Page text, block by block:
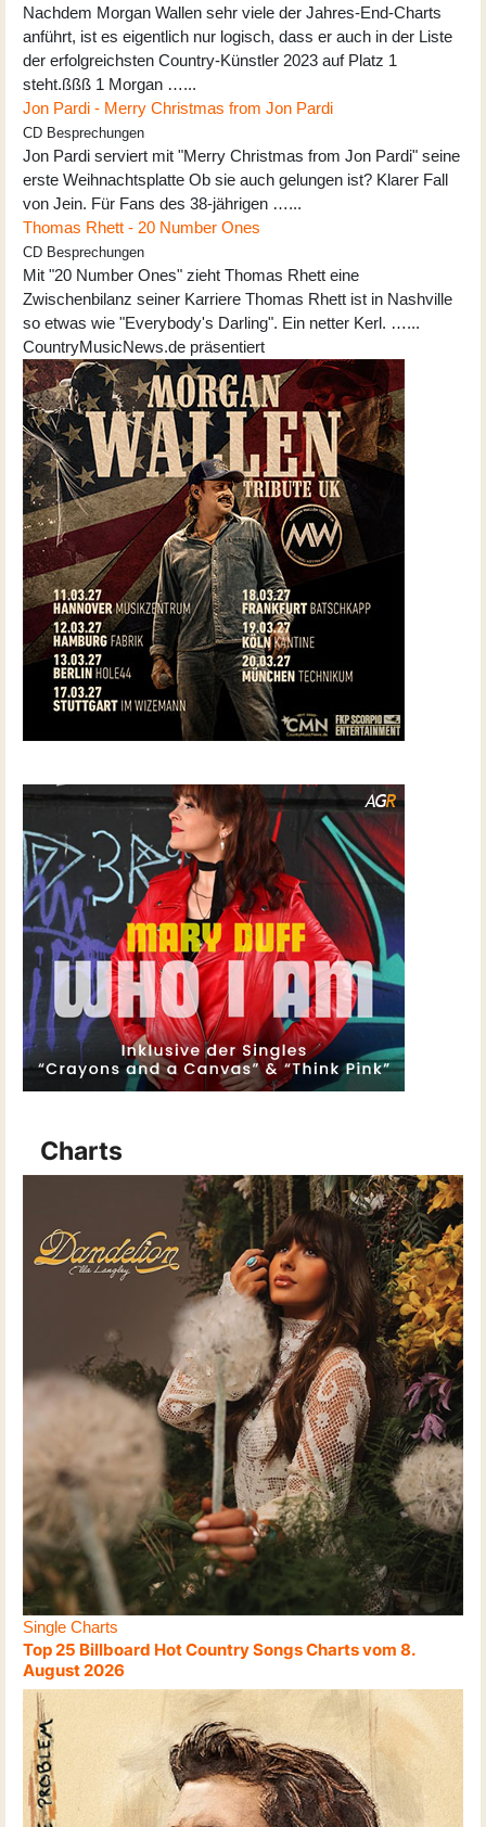
Nachdem Morgan Wallen sehr viele der Jahres-End-Charts
anführt, ist es eigentlich nur logisch, dass er auch in der Liste
der erfolgreichsten Country-Künstler 2023 auf Platz 1
steht.ßßß 1 Morgan …...
Jon Pardi - Merry Christmas from Jon Pardi
CD Besprechungen
Jon Pardi serviert mit "Merry Christmas from Jon Pardi" seine
erste Weihnachtsplatte Ob sie auch gelungen ist? Klarer Fall
von Jein. Für Fans des 38-jährigen …...
Thomas Rhett - 20 Number Ones
CD Besprechungen
Mit "20 Number Ones" zieht Thomas Rhett eine
Zwischenbilanz seiner Karriere Thomas Rhett ist in Nashville
so etwas wie "Everybody's Darling". Ein netter Kerl. …...
CountryMusicNews.de präsentiert
Charts
Single Charts
Top 25 Billboard Hot Country Songs Charts vom 8.
August 2026